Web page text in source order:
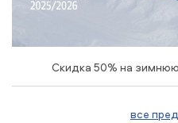
Скидка 50% на
все